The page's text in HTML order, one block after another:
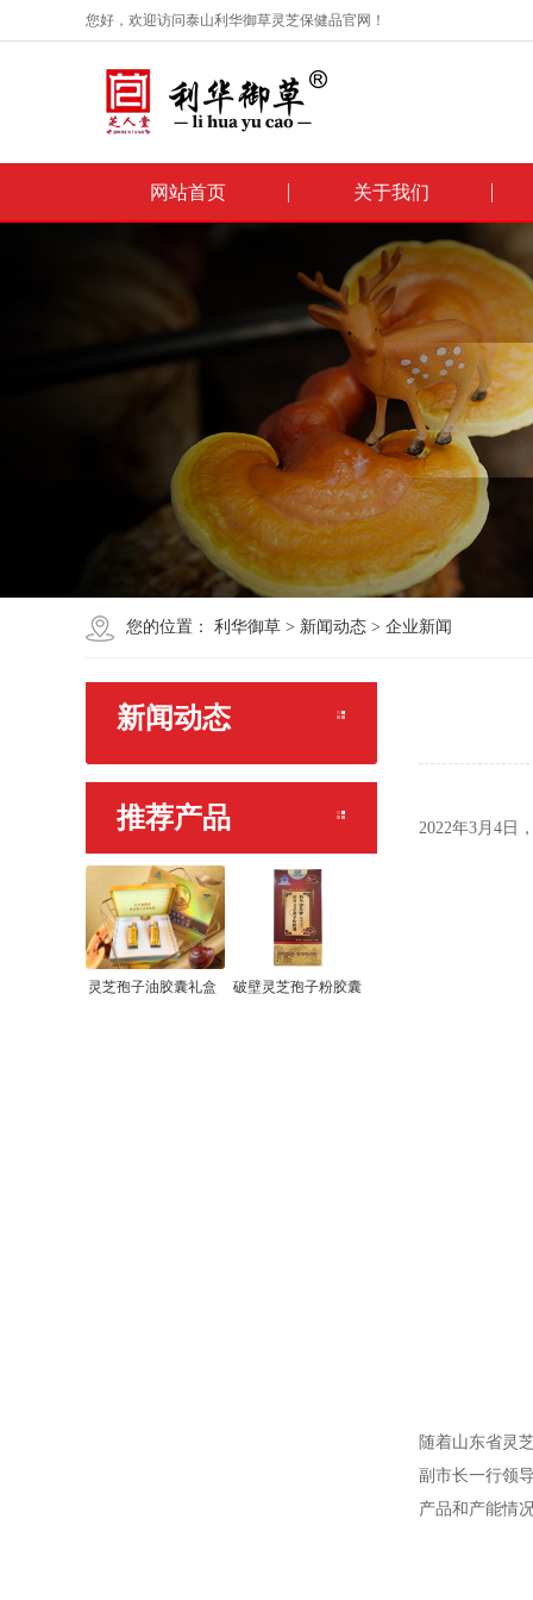
您好，欢迎访问泰山利华御草灵芝保健品官网！
网站首页 关于我们
您的位置： 利华御草 > 新闻动态 > 企业新闻
新闻动态
推荐产品
灵芝孢子油胶囊礼盒 破壁灵芝孢子粉胶囊
2022年3月4日
随着山东省灵
副市长一行领
产品和产能情况